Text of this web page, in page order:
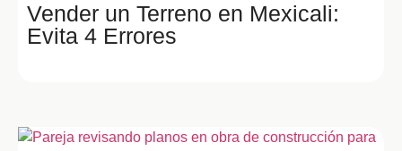
Vender un Terreno en Mexicali:
Evita 4 Errores